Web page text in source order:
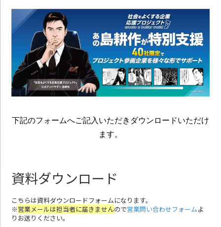
下記のフォームへご記入いただきダウンロードいただけ
ます。